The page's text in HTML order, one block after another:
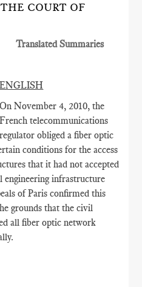
COURT OF
Translated Summaries
ENGLISH
On November 4, 2010, the
French telecommunications
regulator obliged a fiber optic
conditions for the access
that it had not accepted
infrastructure
of Paris confirmed this
grounds that the civil
all fiber optic network